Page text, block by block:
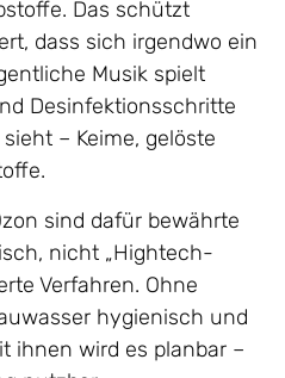
Das schützt
dass sich irgendwo ein
Musik spielt
Desinfektionsschritte
– Keime, gelöste
sind dafür bewährte
nicht „Hightech-
Verfahren. Ohne
hygienisch und
ihnen wird es planbar –